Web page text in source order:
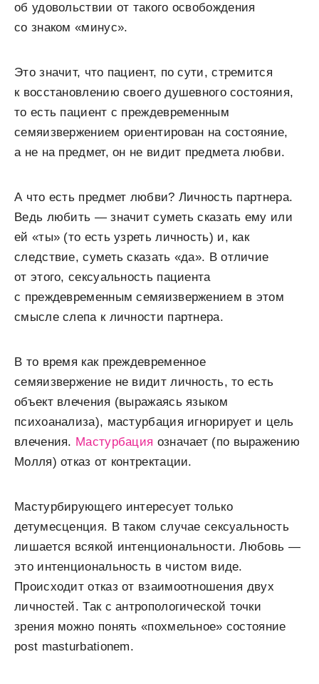
об удовольствии от такого освобождения
со знаком «минус».
Это значит, что пациент, по сути, стремится
к восстановлению своего душевного состояния,
то есть пациент с преждевременным
семяизвержением ориентирован на состояние,
а не на предмет, он не видит предмета любви.
А что есть предмет любви? Личность партнера.
Ведь любить — значит суметь сказать ему или
ей «ты» (то есть узреть личность) и, как
следствие, суметь сказать «да». В отличие
от этого, сексуальность пациента
с преждевременным семяизвержением в этом
смысле слепа к личности партнера.
В то время как преждевременное
семяизвержение не видит личность, то есть
объект влечения (выражаясь языком
психоанализа), мастурбация игнорирует и цель
влечения. Мастурбация означает (по выражению
Молля) отказ от контректации.
Мастурбирующего интересует только
детумесценция. В таком случае сексуальность
лишается всякой интенциональности. Любовь —
это интенциональность в чистом виде.
Происходит отказ от взаимоотношения двух
личностей. Так с антропологической точки
зрения можно понять «похмельное» состояние
post masturbationem.